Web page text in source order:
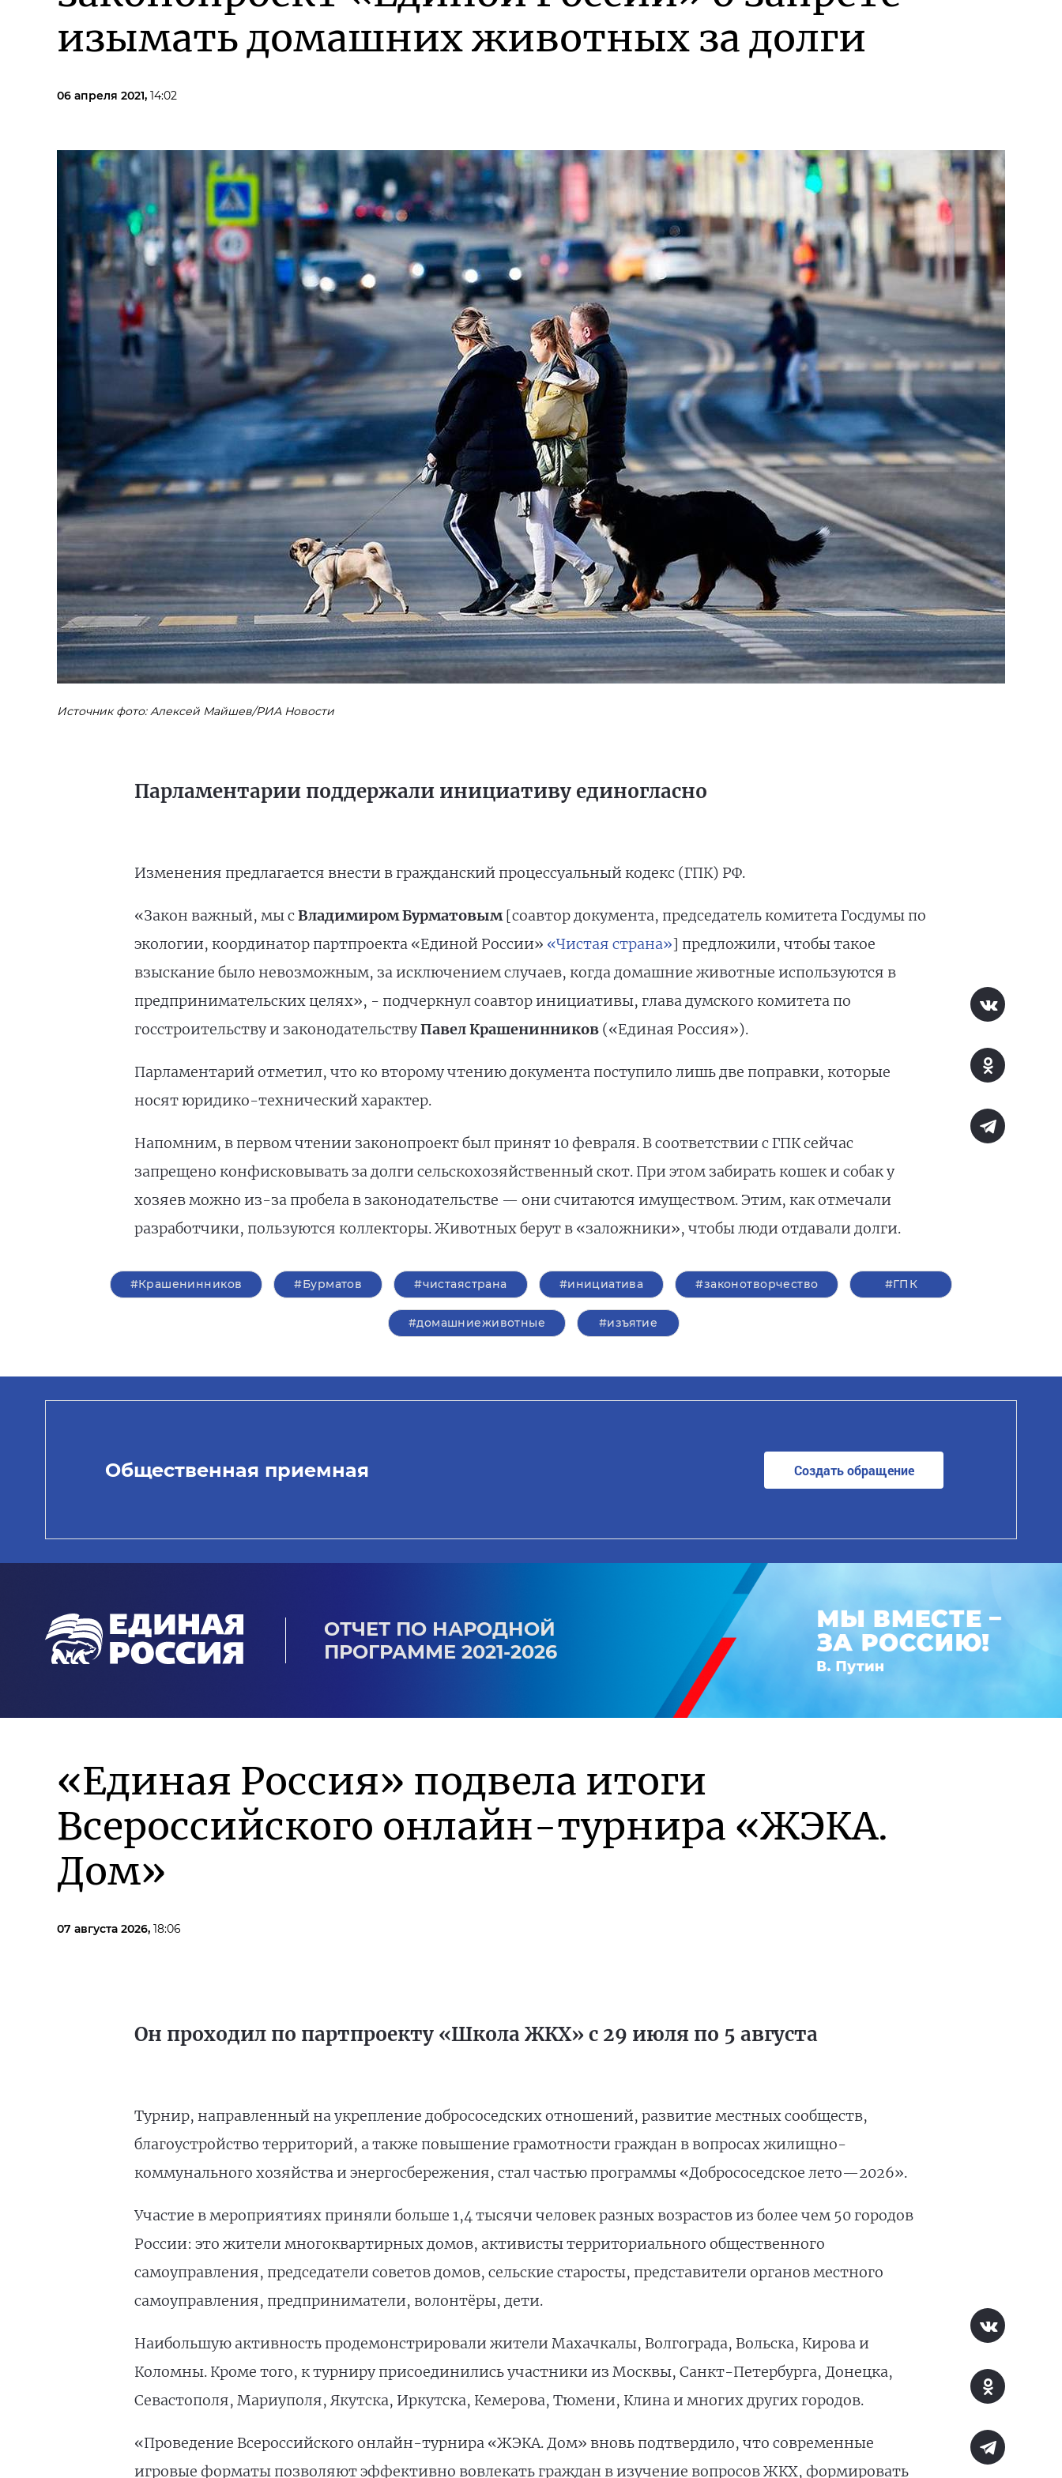
изымать домашних животных за долги
06 апреля 2021, 14:02
Источник фото: Алексей Майшев/РИА Новости
Парламентарии поддержали инициативу единогласно
Изменения предлагается внести в гражданский процессуальный кодекс (ГПК) РФ.
«Закон важный, мы сВладимиром Бурматовым[соавтор документа, председатель комитета Госдумы по
экологии, координатор партпроекта «Единой России» «Чистая страна»] предложили, чтобы такое
взыскание было невозможным, за исключением случаев, когда домашние животные используются в
предпринимательских целях», - подчеркнул соавтор инициативы, глава думского комитета по
госстроительству и законодательствуПавел Крашенинников(«Единая Россия»).
Парламентарий отметил, что ко второму чтению документа поступило лишь две поправки, которые
носят юридико-технический характер.
Напомним, в первом чтении законопроект был принят 10 февраля. В соответствии с ГПК сейчас
запрещено конфисковывать за долги сельскохозяйственный скот. При этом забирать кошек и собак у
хозяев можно из-за пробела в законодательстве — они считаются имуществом. Этим, как отмечали
разработчики, пользуются коллекторы. Животных берут в «заложники», чтобы люди отдавали долги.
#Крашенинников #Бурматов #чистаястрана #инициатива #законотворчество #ГПК
#домашниеживотные #изъятие
Общественная приемная Создать обращение
ОТЧЕТ ПО НАРОДНОЙ
ПРОГРАММЕ 2021-2026
«Единая Россия» подвела итоги
Всероссийского онлайн-турнира «ЖЭКА.
Дом»
07 августа 2026, 18:06
Он проходил по партпроекту «Школа ЖКХ» с 29 июля по 5 августа
Турнир, направленный на укрепление добрососедских отношений, развитие местных сообществ,
благоустройство территорий, а также повышение грамотности граждан в вопросах жилищно-
коммунального хозяйства и энергосбережения, стал частью программы «Добрососедское лето—2026».
Участие в мероприятиях приняли больше 1,4 тысячи человек разных возрастов из более чем 50 городов
России: это жители многоквартирных домов, активисты территориального общественного
самоуправления, председатели советов домов, сельские старосты, представители органов местного
самоуправления, предприниматели, волонтёры, дети.
Наибольшую активность продемонстрировали жители Махачкалы, Волгограда, Вольска, Кирова и
Коломны. Кроме того, к турниру присоединились участники из Москвы, Санкт-Петербурга, Донецка,
Севастополя, Мариуполя, Якутска, Иркутска, Кемерова, Тюмени, Клина и многих других городов.
«Проведение Всероссийского онлайн-турнира «ЖЭКА. Дом» вновь подтвердило, что современные
игровые форматы позволяют эффективно вовлекать граждан в изучение вопросов ЖКХ, формировать